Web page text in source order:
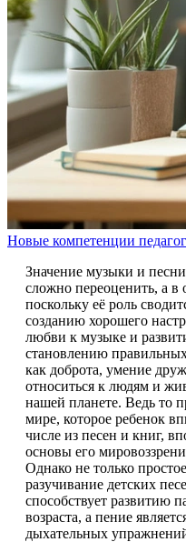
Новые компетенции
Значение музыки и
сложно переоценить, а в
поскольку её роль
созданию хорошего
любви к музыке и
становлению
как доброта, умение
относиться к людям и
нашей планете. Ведь то
мире, которое ребенок
числе из песен и книг,
основы его
Однако не только
разучивание детских
способствует развитию
возраста, а пение
дыхательных